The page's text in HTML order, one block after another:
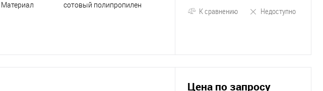
Материал
сотовый полипропилен
К сравнению
Недоступно
Цена по запросу